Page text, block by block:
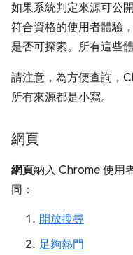
如果系統判定來源可公
符合資格的使用者體驗
是否可探索。所有這些
請注意，為方便查詢，
所有來源都是小寫。
網頁
網頁納入 Chrome 使用
同：
開放搜尋
足夠熱門